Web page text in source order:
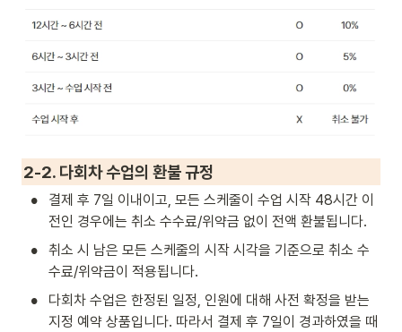
2-2. 다회차 수업의 환불 규정
•
결제 후 7일 이내이고, 모든 스케줄이 수업 시작 48시간 이
전인 경우에는 취소 수수료/위약금 없이 전액 환불됩니다.
•
취소 시 남은 모든 스케줄의 시작 시각을 기준으로 취소 수
수료/위약금이 적용됩니다.
•
다회차 수업은 한정된 일정, 인원에 대해 사전 확정을 받는
지정 예약 상품입니다. 따라서 결제 후 7일이 경과하였을 때